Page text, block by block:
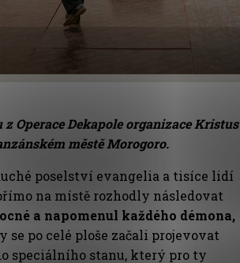
Operace Dekapole organizace Kristus
městě Morogoro.
poselství evangelia a tisíce lidí
na místě rozhodly následovat
a napomenul každého démona,
se po celé ploše začali projevovat
speciálního stanu, který pro ty